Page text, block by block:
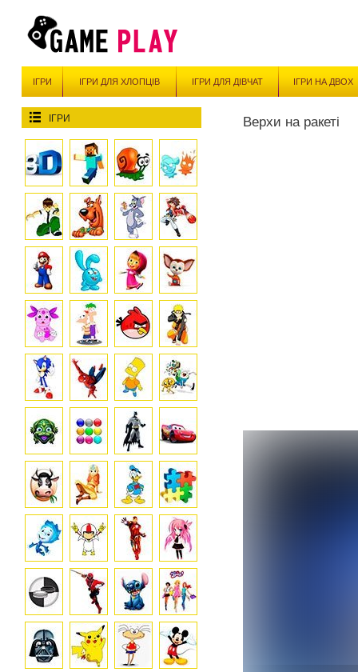
ІГРИ ІГРИ ДЛЯ ХЛОПЦІВ ІГРИ ДЛЯ ДІВЧАТ ІГРИ НА ДВОХ
ІГРИ Верхи на ракеті